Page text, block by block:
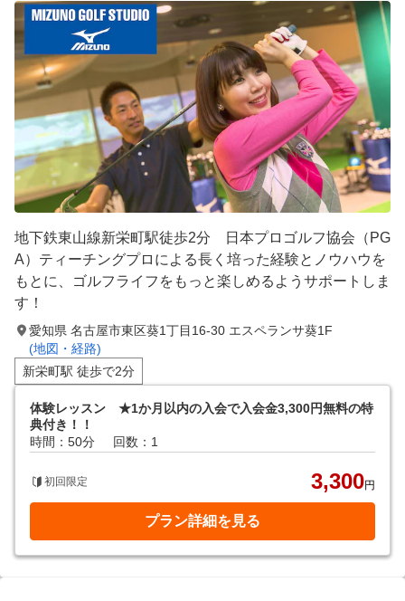
地下鉄東山線新栄町駅徒歩2分 日本プロゴルフ協会（PG
A）ティーチングプロによる長く培った経験とノウハウを
もとに、ゴルフライフをもっと楽しめるようサポートしま
す！
愛知県 名古屋市東区葵1丁目16-30 エスペランサ葵1F
(地図・経路)
新栄町駅 徒歩で2分
体験レッスン ★1か月以内の入会で入会金3,300円無料の特
典付き！！
時間：50分
回数：1
初回限定 3,300円
プラン詳細を見る